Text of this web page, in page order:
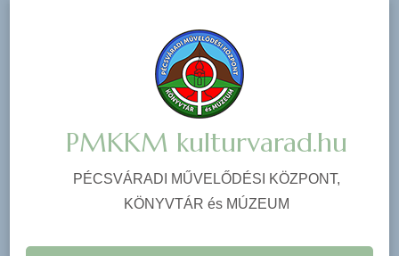
PMKKM kulturvarad.hu
PÉCSVÁRADI MŰVELŐDÉSI KÖZPONT,
KÖNYVTÁR és MÚZEUM